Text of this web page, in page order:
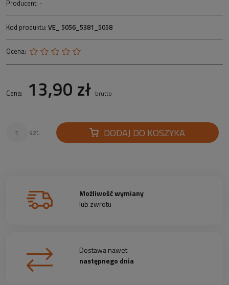
Producent: -
Kod produktu: VE_ 5056_5381_5058
Ocena:
Cena: 13,90 zł brutto
szt. DODAJ DO KOSZYKA
Możliwość wymiany
lub zwrotu
Dostawa nawet
następnego dnia